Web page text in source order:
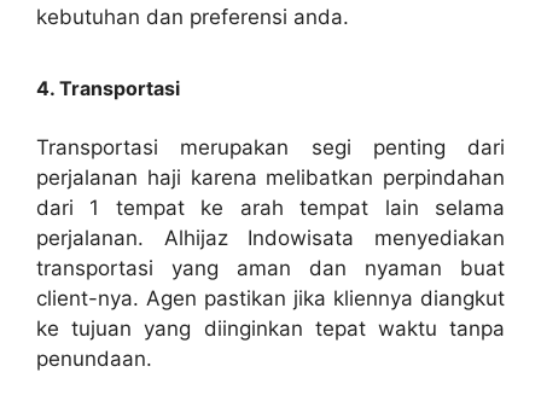
kebutuhan dan preferensi anda.
4. Transportasi
Transportasi merupakan segi penting dari
perjalanan haji karena melibatkan perpindahan
dari 1 tempat ke arah tempat lain selama
perjalanan. Alhijaz Indowisata menyediakan
transportasi yang aman dan nyaman buat
client-nya. Agen pastikan jika kliennya diangkut
ke tujuan yang diinginkan tepat waktu tanpa
penundaan.